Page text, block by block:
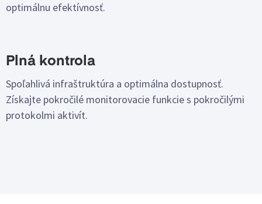
optimálnu efektívnosť.
Plná kontrola
Spoľahlivá infraštruktúra a optimálna dostupnosť.
Získajte pokročilé monitorovacie funkcie s pokročilými
protokolmi aktivít.